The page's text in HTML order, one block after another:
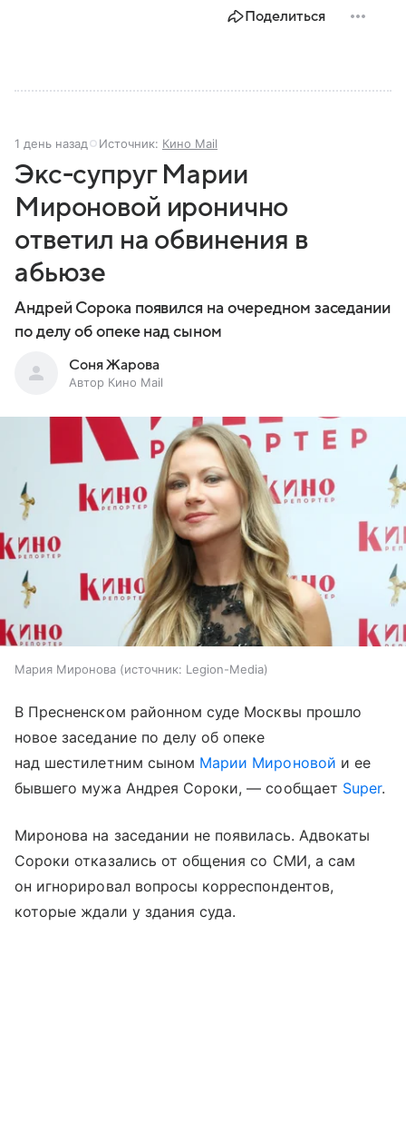
Поделиться
1 день назад Источник: Кино Mail
Экс-супруг Марии
Мироновой иронично
ответил на обвинения в
абьюзе
Андрей Сорока появился на очередном заседании
по делу об опеке над сыном
Соня Жарова
Автор Кино Mail
Мария Миронова источник: Legion-Media
В Пресненском районном суде Москвы прошло
новое заседание по делу об опеке
над шестилетним сыном Марии Мироновой и ее
бывшего мужа Андрея Сороки, — сообщает Super.
Миронова на заседании не появилась. Адвокаты
Сороки отказались от общения со СМИ, а сам
он игнорировал вопросы корреспондентов,
которые ждали у здания суда.